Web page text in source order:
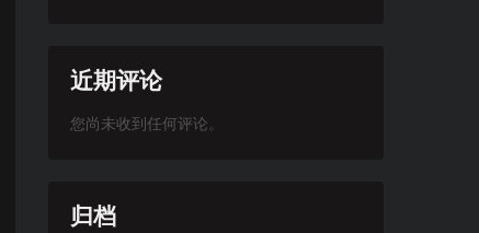
近期评论
您尚未收到任何评论。
归档